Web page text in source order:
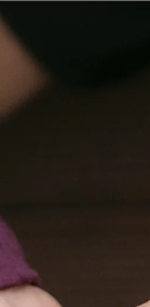
Watch
izturīga
🎉 Jūsu
šo kodu,